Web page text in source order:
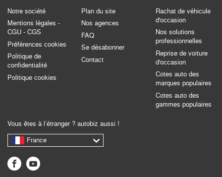
Notre société
Mentions légales -
CGU - CGS
Préférences cookies
Politique de
confidentialité
Politique cookies
Plan du site
Nos agences
FAQ
Se désabonner
Contact
Rachat de véhicule
d'occasion
Nos solutions
professionnelles
Reprise de voiture
d'occasion
Cotes auto des
marques populaires
Cotes auto des
gammes populaires
Vous êtes à l’étranger ? autobiz aussi !
France